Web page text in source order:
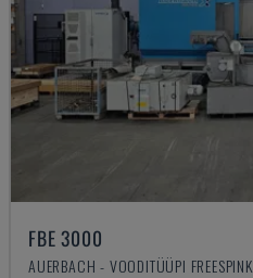
FBE 3000
AUERBACH - VOODITÜÜPI FREESPINK